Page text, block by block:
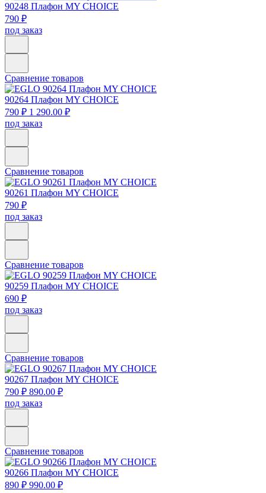
90248 Плафон MY CHOICE
790 ₽
под заказ
Сравнение товаров
90264 Плафон MY CHOICE
790 ₽ 1 290.00 ₽
под заказ
Сравнение товаров
90261 Плафон MY CHOICE
790 ₽
под заказ
Сравнение товаров
90259 Плафон MY CHOICE
690 ₽
под заказ
Сравнение товаров
90267 Плафон MY CHOICE
790 ₽ 890.00 ₽
под заказ
Сравнение товаров
90266 Плафон MY CHOICE
890 ₽ 990.00 ₽